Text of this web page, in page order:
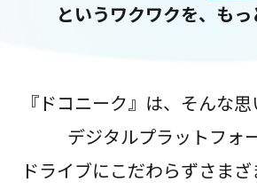
というワクワクを、もっ
『ドコニーク』は、そんな
デジタルプラットフォ
ドライブにこだわらずさま